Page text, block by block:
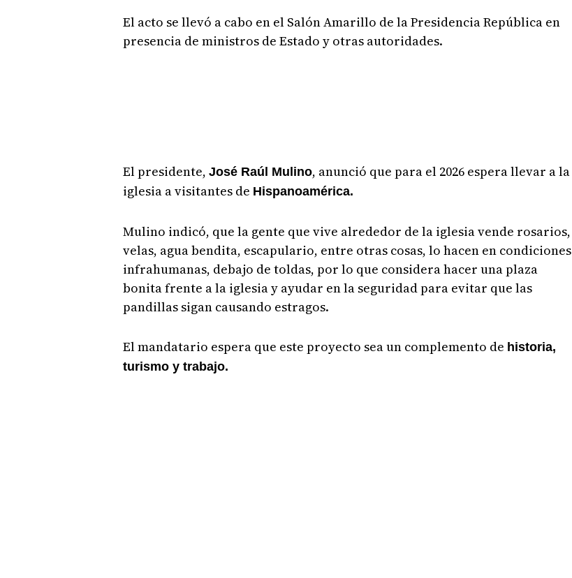
El acto se llevó a cabo en el Salón Amarillo de la Presidencia República en
presencia de ministros de Estado y otras autoridades.
El presidente, José Raúl Mulino, anunció que para el 2026 espera llevar a la
iglesia a visitantes de Hispanoamérica.
Mulino indicó, que la gente que vive alrededor de la iglesia vende rosarios,
velas, agua bendita, escapulario, entre otras cosas, lo hacen en condiciones
infrahumanas, debajo de toldas, por lo que considera hacer una plaza
bonita frente a la iglesia y ayudar en la seguridad para evitar que las
pandillas sigan causando estragos.
El mandatario espera que este proyecto sea un complemento de historia,
turismo y trabajo.